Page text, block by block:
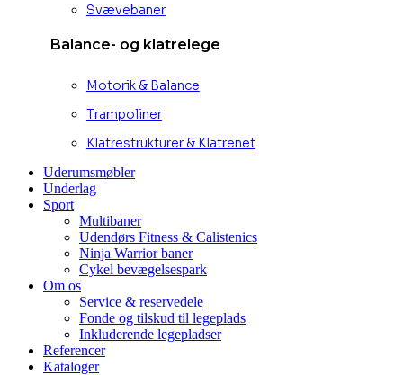
Svævebaner
Balance- og klatrelege
Motorik & Balance
Trampoliner
Klatrestrukturer & Klatrenet
Uderumsmøbler
Underlag
Sport
Multibaner
Udendørs Fitness & Calistenics
Ninja Warrior baner
Cykel bevægelsespark
Om os
Service & reservedele
Fonde og tilskud til legeplads
Inkluderende legepladser
Referencer
Kataloger